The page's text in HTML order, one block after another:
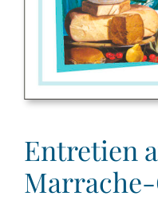
Entretien